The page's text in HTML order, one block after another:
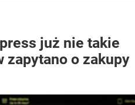
już nie takie
zapytano o zakupy